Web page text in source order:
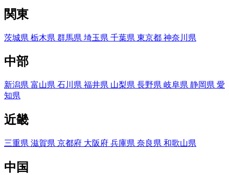
関東
茨城県 栃木県 群馬県 埼玉県 千葉県 東京都 神奈川県
中部
新潟県 富山県 石川県 福井県 山梨県 長野県 岐阜県 静岡県 愛
知県
近畿
三重県 滋賀県 京都府 大阪府 兵庫県 奈良県 和歌山県
中国